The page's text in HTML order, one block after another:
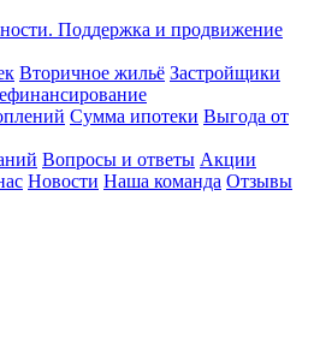
Поддержка и продвижение
Вторичное жильё Застройщики
Сумма ипотеки Выгода от
Вопросы и ответы Акции
Новости Наша команда Отзывы